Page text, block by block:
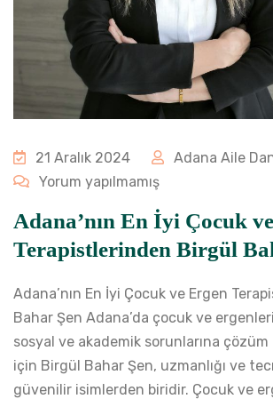
21 Aralık 2024
Adana Aile
Yorum yapılmamış
Adana’nın En İyi Çocuk
Terapistlerinden Birgül
Adana’nın En İyi Çocuk ve Ergen
Bahar Şen Adana’da çocuk ve
sosyal ve akademik sorunlarına
için Birgül Bahar Şen, uzmanlığı ve
güvenilir isimlerden biridir. Çocuk ve